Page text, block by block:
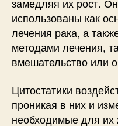
использованы как
лечения рака, а
методами лечения,
вмешательство или
Цитостатики
проникая в них и
необходимые для их